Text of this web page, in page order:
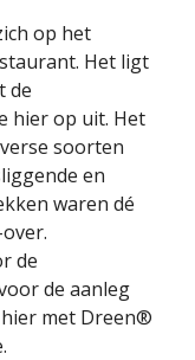
op het
Het ligt
de
hier op uit. Het
soorten
en
waren dé
de
de aanleg
met Dreen®